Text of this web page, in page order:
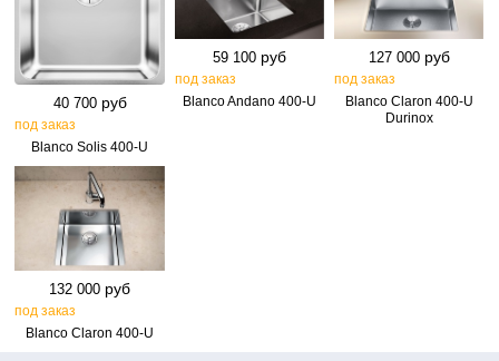
40 700 руб
под заказ
Blanco Solis 400‑U
59 100 руб
под заказ
Blanco Andano 400‑U
127 000 руб
под заказ
Blanco Claron 400‑U
Durinox
132 000 руб
под заказ
Blanco Claron 400‑U